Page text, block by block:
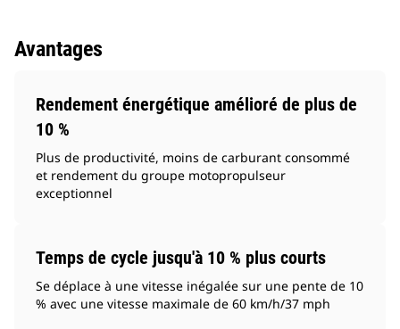
Avantages
Rendement énergétique amélioré de plus de
10 %
Plus de productivité, moins de carburant consommé
et rendement du groupe motopropulseur
exceptionnel
Temps de cycle jusqu'à 10 % plus courts
Se déplace à une vitesse inégalée sur une pente de 10
% avec une vitesse maximale de 60 km/h/37 mph